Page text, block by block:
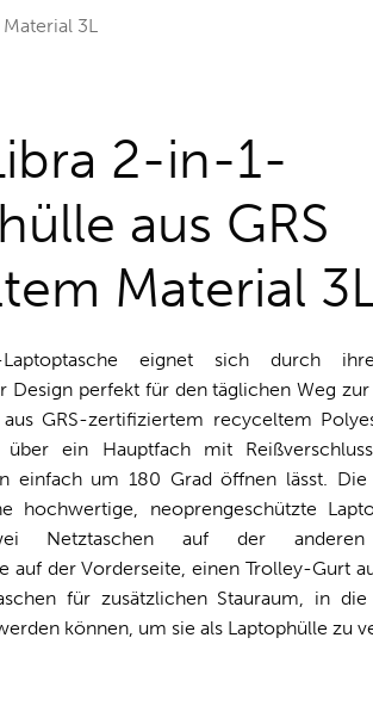
3L
2-in-1-
aus GRS
Material
eignet sich durch
Design perfekt für den täglichen Weg
GRS-zertifiziertem recyceltem
ein Hauptfach mit
einfach um 180 Grad öffnen lässt. Die
hochwertige, neoprengeschützte
Netztaschen auf der
auf der Vorderseite, einen Trolley-Gurt
für zusätzlichen Stauraum, in die
können, um sie als Laptophülle zu